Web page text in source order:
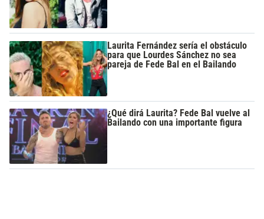
Laurita Fernández sería el obstáculo
para que Lourdes Sánchez no sea
pareja de Fede Bal en el Bailando
¿Qué dirá Laurita? Fede Bal vuelve al
Bailando con una importante figura